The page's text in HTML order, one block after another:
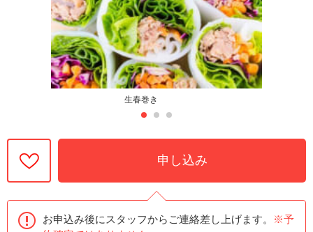
生春巻き
申し込み
お申込み後にスタッフからご連絡差し上げます。
※予